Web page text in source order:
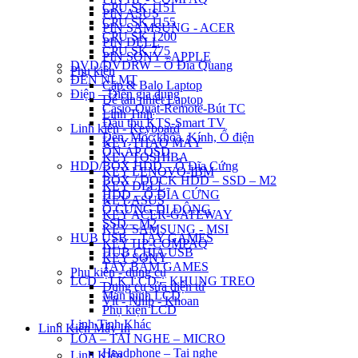
CPU SK 1151
CPU SK 1155
CPU SK 1200
CPU SK 775
DVD/DVDRW – Ổ Đĩa Quang
ĐÈN NLMT
Điện – Điện gia dụng
Casio-Quạt-Remote-Bút TC
Đầu thu KTS-Smart TV
Đèn, Móc khóa, Kính, Ổ điện
ỔN ÁP QSD
HDD/BOX HDD – Ổ Đĩa Cứng
BOX / DOCK HDD – SSD – M2
HDD – Ổ ĐĨA CỨNG
Ổ CỨNG DI ĐỘNG
SSD – M2
HUB USB – TAY GAMES
HUB CHIA USB
TAY BẤM GAMES
LCD – LK LCD – KHUNG TREO
Màn hình LCD
Phụ kiện LCD
Linh Tinh Khác
LOA – TAI NGHE – MICRO
Headphone – Tai nghe
PIN ASUS
PIN SAMSUNG - ACER
PIN DELL
PIN SONY - APPLE
Phụ kiện
Cặp & Balo Laptop
Đế tản nhiệt Laptop
Linh Tinh
Linh kiện - Keyboard
KEY THÁO MÁY
KEY TOSHIBA
KEY LENOVO-IBM
KEY DELL
KEY ASUS
KEY ACER-GATEWAY
KEY SAMSUNG - MSI
KEY HP-COMPAQ
KEY SONY
Phụ kiện - dụng cụ
Dụng cụ sửa điện tử
Vít - Nhíp - Khoan
Linh Kiện Máy In